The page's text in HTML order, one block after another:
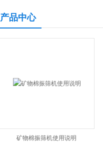
产品中心
矿物棉振筛机使用说明